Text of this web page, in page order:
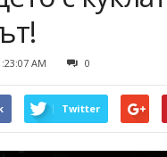
AM 0
Twitter